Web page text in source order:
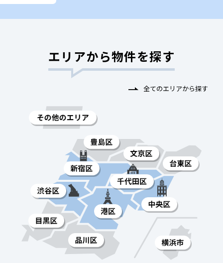
エリアから物件を探す
全てのエリアから探す